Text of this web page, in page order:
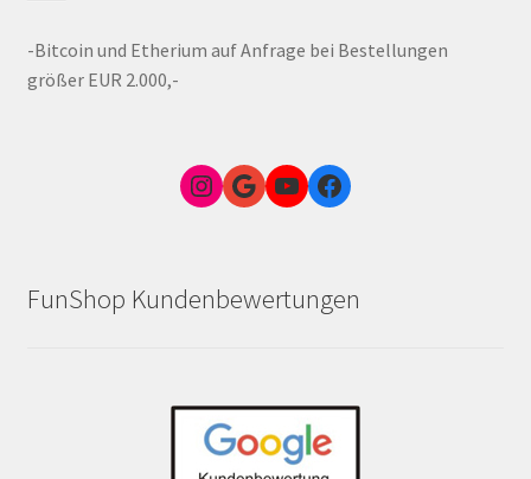
-Bitcoin und Etherium auf Anfrage bei Bestellungen
größer EUR 2.000,-
Instagram
Google Link zum FunShop WienYouTubeFacebook
FunShop Kundenbewertungen